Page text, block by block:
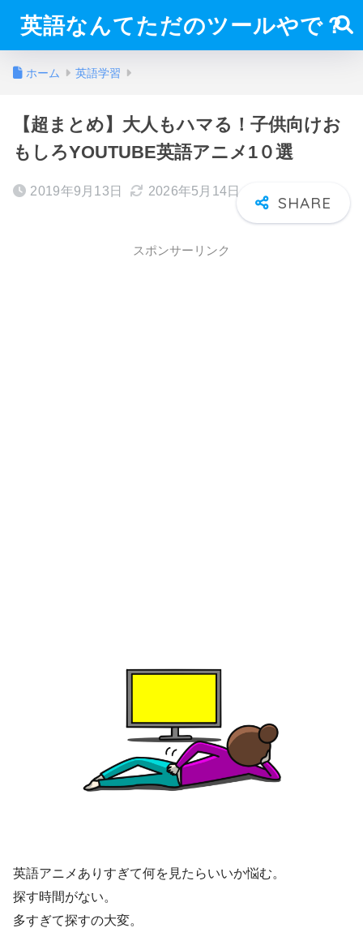
英語なんてただのツールやで？
ホーム 英語学習
【超まとめ】大人もハマる！子供向けお
もしろYOUTUBE英語アニメ1０選
2019年9月13日 2026年5月14日
スポンサーリンク
英語アニメありすぎて何を見たらいいか悩む。
探す時間がない。
多すぎて探すの大変。